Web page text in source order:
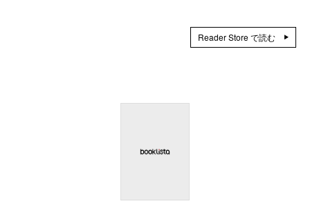
Reader Store で読む